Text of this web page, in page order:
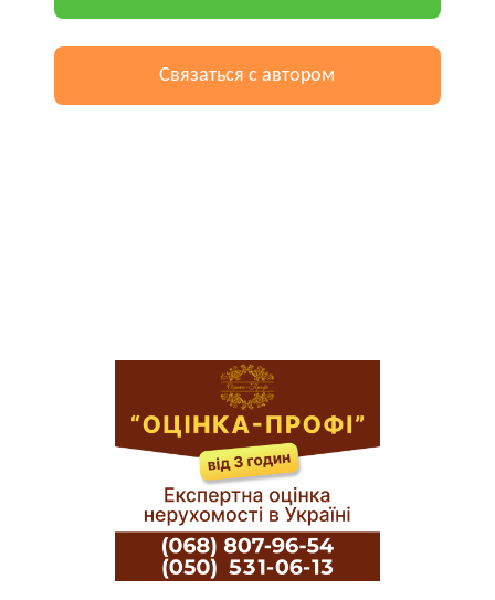
Связаться с автором